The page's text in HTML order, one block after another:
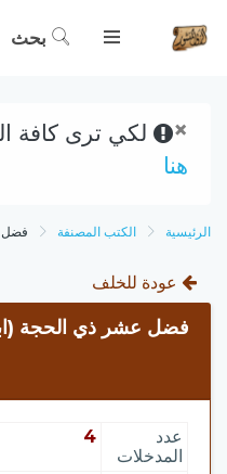
بحث
× لكي ترى كافة
هنا
الرئيسية الكتب المصنفة فضل
عودة للخلف
فضل عشر ذي الحجة
عدد
المدخلات
4